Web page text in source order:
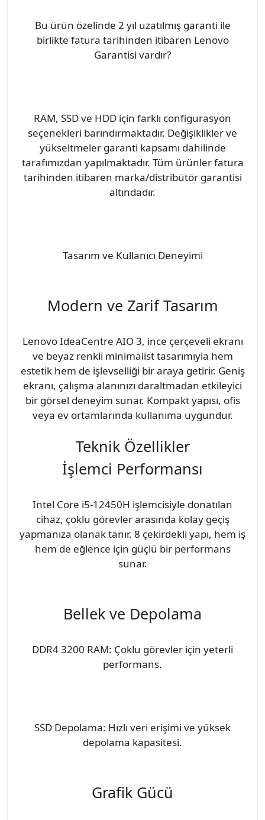
Bu ürün özelinde 2 yıl uzatılmış garanti ile
birlikte fatura tarihinden itibaren Lenovo
Garantisi vardır?
RAM, SSD ve HDD için farklı configurasyon
seçenekleri barındırmaktadır. Değişiklikler ve
yükseltmeler garanti kapsamı dahilinde
tarafımızdan yapılmaktadır. Tüm ürünler fatura
tarihinden itibaren marka/distribütör garantisi
altındadır.
Tasarım ve Kullanıcı Deneyimi
Modern ve Zarif Tasarım
Lenovo IdeaCentre AIO 3, ince çerçeveli ekranı
ve beyaz renkli minimalist tasarımıyla hem
estetik hem de işlevselliği bir araya getirir. Geniş
ekranı, çalışma alanınızı daraltmadan etkileyici
bir görsel deneyim sunar. Kompakt yapısı, ofis
veya ev ortamlarında kullanıma uygundur.
Teknik Özellikler
İşlemci Performansı
Intel Core i5-12450H işlemcisiyle donatılan
cihaz, çoklu görevler arasında kolay geçiş
yapmanıza olanak tanır. 8 çekirdekli yapı, hem iş
hem de eğlence için güçlü bir performans
sunar.
Bellek ve Depolama
DDR4 3200 RAM: Çoklu görevler için yeterli
performans.
SSD Depolama: Hızlı veri erişimi ve yüksek
depolama kapasitesi.
Grafik Gücü